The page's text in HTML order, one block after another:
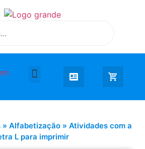
» Alfabetização» Atividades com a
L para imprimir